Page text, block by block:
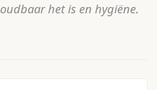
het is en hygiëne.